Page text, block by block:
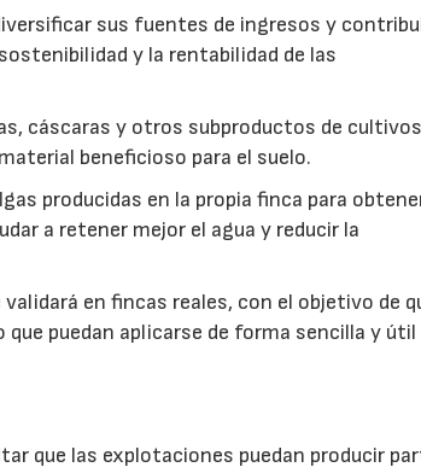
sus fuentes de ingresos y
y la rentabilidad de las
cáscaras y otros subproductos de cultivos
beneficioso para el suelo.
producidas en la propia finca para
a retener mejor el agua y reducir la
en fincas reales, con el objetivo de
puedan aplicarse de forma sencilla y útil
que las explotaciones puedan producir